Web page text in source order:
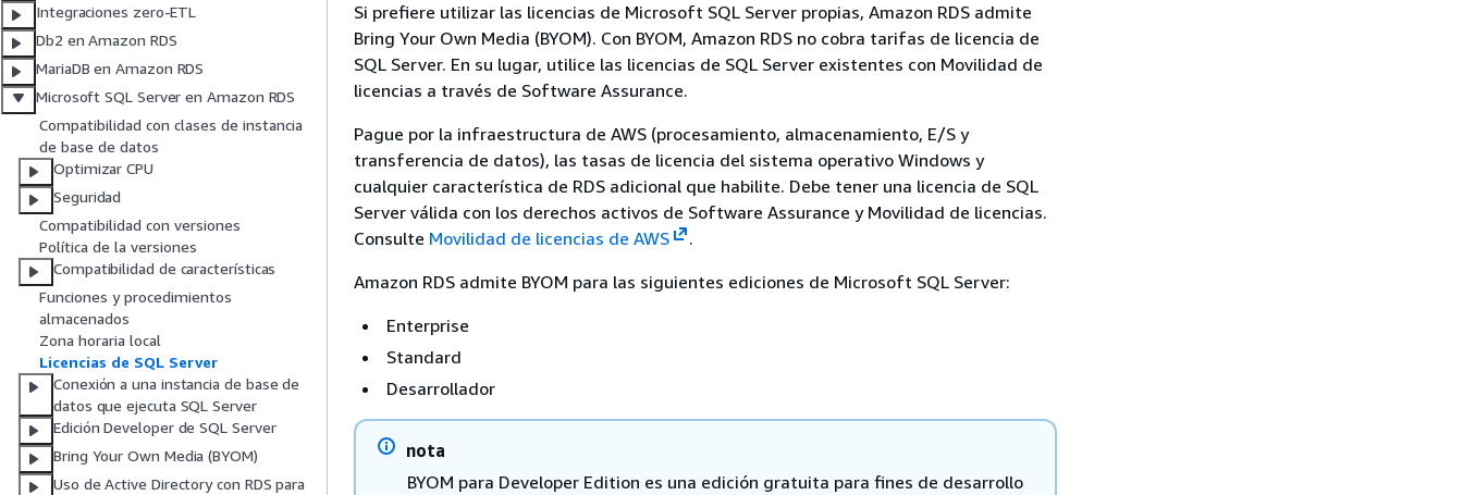
Integraciones zero-ETL
Db2 en Amazon RDS
MariaDB en Amazon RDS
Microsoft SQL Server en Amazon RDS
Compatibilidad con clases de instancia
de base de datos
Optimizar CPU
Seguridad
Compatibilidad con versiones
Política de la versiones
Compatibilidad de características
Funciones y procedimientos
almacenados
Zona horaria local
Licencias de SQL Server
Conexión a una instancia de base de
datos que ejecuta SQL Server
Edición Developer de SQL Server
Bring Your Own Media (BYOM)
Uso de Active Directory con RDS para
Si prefiere utilizar las licencias de Microsoft SQL Server propias, Amazon RDS admite
Bring Your Own Media (BYOM). Con BYOM, Amazon RDS no cobra tarifas de licencia de
SQL Server. En su lugar, utilice las licencias de SQL Server existentes con Movilidad de
licencias a través de Software Assurance.
Pague por la infraestructura de AWS (procesamiento, almacenamiento, E/S y
transferencia de datos), las tasas de licencia del sistema operativo Windows y
cualquier característica de RDS adicional que habilite. Debe tener una licencia de SQL
Server válida con los derechos activos de Software Assurance y Movilidad de licencias.
Consulte Movilidad de licencias de AWS
.
Amazon RDS admite BYOM para las siguientes ediciones de Microsoft SQL Server:
Enterprise
Standard
Desarrollador
nota
BYOM para Developer Edition es una edición gratuita para fines de desarrollo